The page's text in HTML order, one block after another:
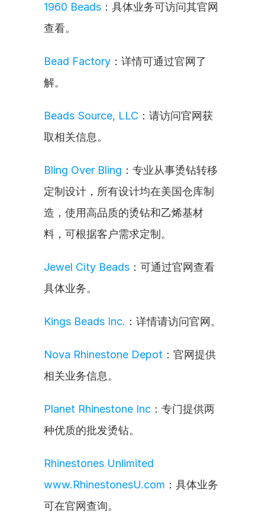
1960 Beads ：具体业务可访问其官网
查看。
Bead Factory ：详情可通过官网了
解。
Beads Source, LLC ：请访问官网获
取相关信息。
Bling Over Bling ：专业从事烫钻转移
定制设计，所有设计均在美国仓库制
造，使用高品质的烫钻和乙烯基材
料，可根据客户需求定制。
Jewel City Beads ：可通过官网查看
具体业务。
Kings Beads Inc. ：详情请访问官网。
Nova Rhinestone Depot ：官网提供
相关业务信息。
Planet Rhinestone Inc ：专门提供两
种优质的批发烫钻。
Rhinestones Unlimited
www.RhinestonesU.com ：具体业务
可在官网查询。